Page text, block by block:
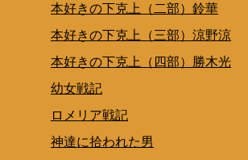
本好きの下克上（二部）鈴華
本好きの下克上（三部）涼野涼
本好きの下克上（四部）勝木光
幼女戦記
ロメリア戦記
神達に拾われた男